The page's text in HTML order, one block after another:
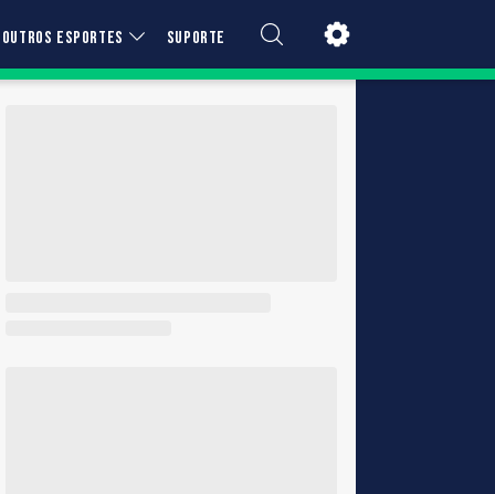
OUTROS ESPORTES SUPORTE